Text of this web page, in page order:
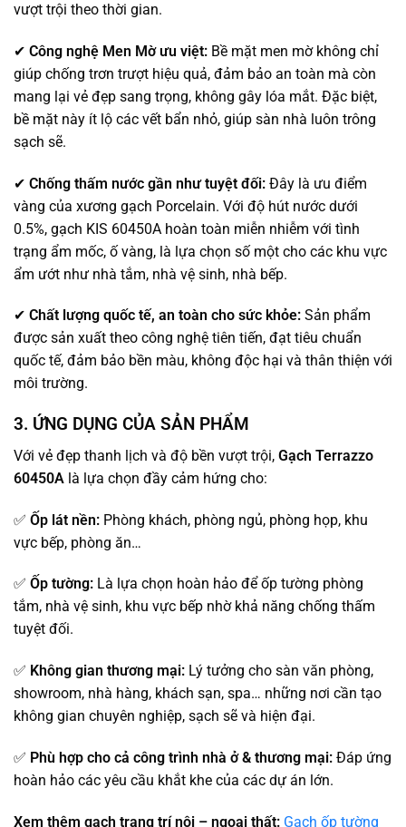
vượt trội theo thời gian.
✔ Công nghệ Men Mờ ưu việt: Bề mặt men mờ không chỉ
giúp chống trơn trượt hiệu quả, đảm bảo an toàn mà còn
mang lại vẻ đẹp sang trọng, không gây lóa mắt. Đặc biệt,
bề mặt này ít lộ các vết bẩn nhỏ, giúp sàn nhà luôn trông
sạch sẽ.
✔ Chống thấm nước gần như tuyệt đối: Đây là ưu điểm
vàng của xương gạch Porcelain. Với độ hút nước dưới
0.5%, gạch KIS 60450A hoàn toàn miễn nhiễm với tình
trạng ẩm mốc, ố vàng, là lựa chọn số một cho các khu vực
ẩm ướt như nhà tắm, nhà vệ sinh, nhà bếp.
✔ Chất lượng quốc tế, an toàn cho sức khỏe: Sản phẩm
được sản xuất theo công nghệ tiên tiến, đạt tiêu chuẩn
quốc tế, đảm bảo bền màu, không độc hại và thân thiện với
môi trường.
3. ỨNG DỤNG CỦA SẢN PHẨM
Với vẻ đẹp thanh lịch và độ bền vượt trội, Gạch Terrazzo
60450A là lựa chọn đầy cảm hứng cho:
✅ Ốp lát nền: Phòng khách, phòng ngủ, phòng họp, khu
vực bếp, phòng ăn…
✅ Ốp tường: Là lựa chọn hoàn hảo để ốp tường phòng
tắm, nhà vệ sinh, khu vực bếp nhờ khả năng chống thấm
tuyệt đối.
✅ Không gian thương mại: Lý tưởng cho sàn văn phòng,
showroom, nhà hàng, khách sạn, spa… những nơi cần tạo
không gian chuyên nghiệp, sạch sẽ và hiện đại.
✅ Phù hợp cho cả công trình nhà ở & thương mại: Đáp ứng
hoàn hảo các yêu cầu khắt khe của các dự án lớn.
Xem thêm gạch trang trí nội – ngoại thất: Gạch ốp tường